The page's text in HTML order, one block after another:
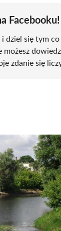
Facebooku!
się tym co
możesz
zdanie się